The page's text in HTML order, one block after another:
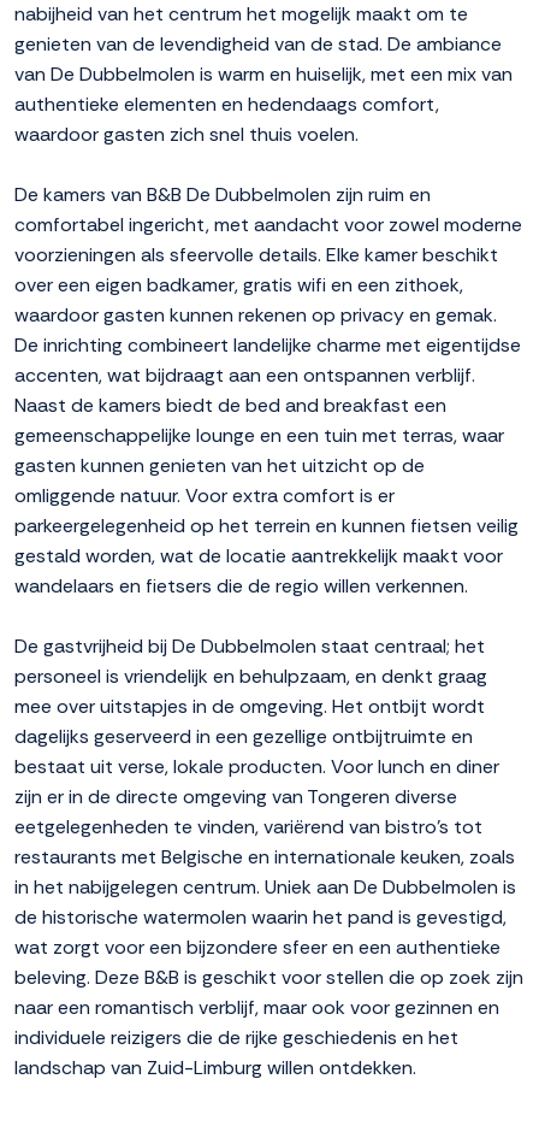
nabijheid van het centrum het mogelijk maakt om te
genieten van de levendigheid van de stad. De ambiance
van De Dubbelmolen is warm en huiselijk, met een mix van
authentieke elementen en hedendaags comfort,
waardoor gasten zich snel thuis voelen.
De kamers van B&B De Dubbelmolen zijn ruim en
comfortabel ingericht, met aandacht voor zowel moderne
voorzieningen als sfeervolle details. Elke kamer beschikt
over een eigen badkamer, gratis wifi en een zithoek,
waardoor gasten kunnen rekenen op privacy en gemak.
De inrichting combineert landelijke charme met eigentijdse
accenten, wat bijdraagt aan een ontspannen verblijf.
Naast de kamers biedt de bed and breakfast een
gemeenschappelijke lounge en een tuin met terras, waar
gasten kunnen genieten van het uitzicht op de
omliggende natuur. Voor extra comfort is er
parkeergelegenheid op het terrein en kunnen fietsen veilig
gestald worden, wat de locatie aantrekkelijk maakt voor
wandelaars en fietsers die de regio willen verkennen.
De gastvrijheid bij De Dubbelmolen staat centraal; het
personeel is vriendelijk en behulpzaam, en denkt graag
mee over uitstapjes in de omgeving. Het ontbijt wordt
dagelijks geserveerd in een gezellige ontbijtruimte en
bestaat uit verse, lokale producten. Voor lunch en diner
zijn er in de directe omgeving van Tongeren diverse
eetgelegenheden te vinden, variërend van bistro's tot
restaurants met Belgische en internationale keuken, zoals
in het nabijgelegen centrum. Uniek aan De Dubbelmolen is
de historische watermolen waarin het pand is gevestigd,
wat zorgt voor een bijzondere sfeer en een authentieke
beleving. Deze B&B is geschikt voor stellen die op zoek zijn
naar een romantisch verblijf, maar ook voor gezinnen en
individuele reizigers die de rijke geschiedenis en het
landschap van Zuid-Limburg willen ontdekken.